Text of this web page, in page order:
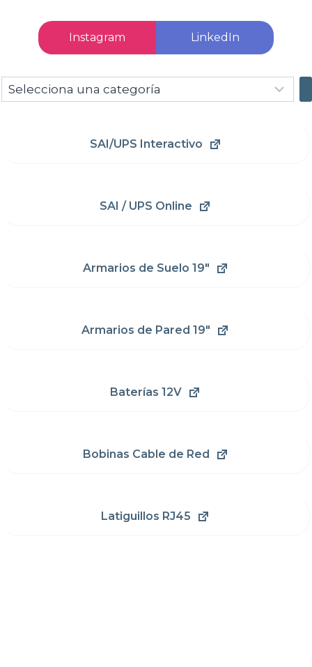
Instagram LinkedIn
Selecciona
una
SAI/UPS Interactivo
SAI / UPS Online
Armarios de Suelo 19"
Armarios de Pared 19"
Baterías 12V
Bobinas Cable de Red
Latiguillos RJ45